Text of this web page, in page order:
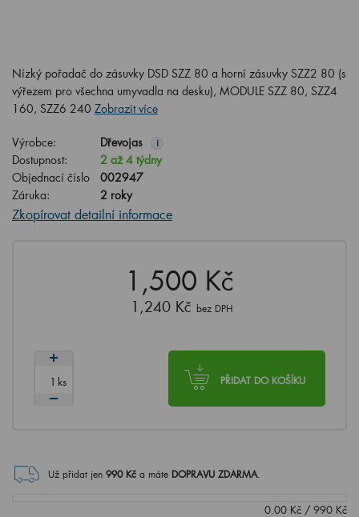
Nízký pořadač do zásuvky DSD SZZ 80 a horní zásuvky SZZ2 80 (s
výřezem pro všechna umyvadla na desku), MODULE SZZ 80, SZZ4
160, SZZ6 240 Zobrazit více
Výrobce: Dřevojas i
Dostupnost:
2 až 4 týdny
Objednací číslo
002947
Záruka:
2 roky
Zkopírovat detailní informace
1,500 Kč
1,240 Kč bez DPH
PŘIDAT DO KOŠÍKU
ks
Už přidat jen 990Kč a máte DOPRAVU ZDARMA.
0.00 Kč / 990 Kč